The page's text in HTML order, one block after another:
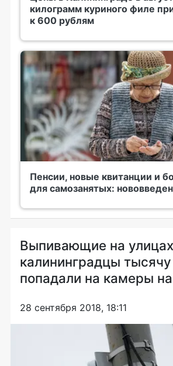
килограмм куриного филе
к 600 рублям
Пенсии, новые квитанции и
для самозанятых:
Выпивающие на улицах
калининградцы
попадали на камеры
28 сентября 2018, 18:11